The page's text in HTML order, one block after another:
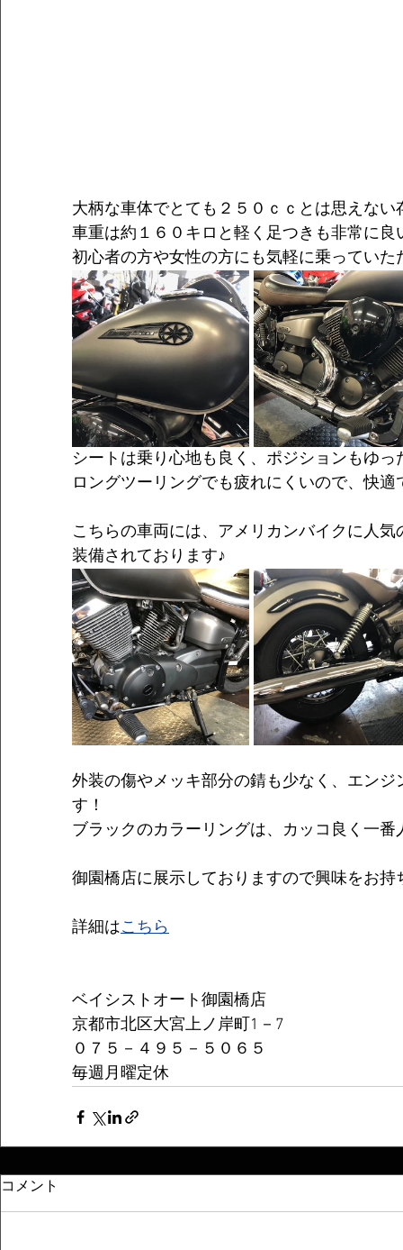
大柄な車体でとても２５０ｃｃとは思えな
車重は約１６０キロと軽く足つきも非常に良
初心者の方や女性の方にも気軽に乗っていた
シートは乗り心地も良く、ポジションもゆっ
ロングツーリングでも疲れにくいので、快適
こちらの車両には、アメリカンバイクに人
装備されております♪
外装の傷やメッキ部分の錆も少なく、エン
す！
ブラックのカラーリングは、カッコ良く一
御園橋店に展示しておりますので興味をお
詳細はこちら
ベイシストオート御園橋店
京都市北区大宮上ノ岸町1－7
０７５－４９５－５０６５
毎週月曜定休
コメント